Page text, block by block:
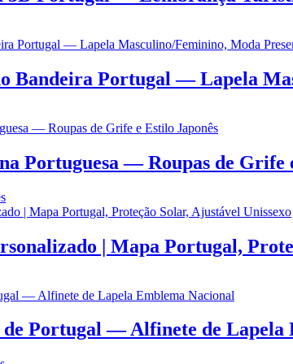
variantes.
podem
selecionadas
na
produto
Bandeira Portugal — Lapela
Portuguesa — Roupas de Grife
Este
produto
variantes.
podem
selecionadas
na
| Mapa Portugal,
Portugal — Alfinete de Lapela